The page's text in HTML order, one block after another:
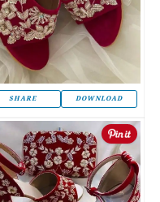
SHARE DOWNLOAD